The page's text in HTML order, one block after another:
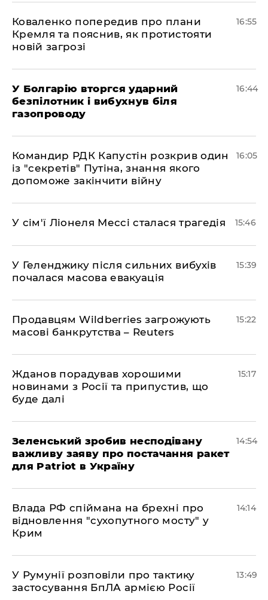
Коваленко попередив про плани
Кремля та пояснив, як протистояти
новій загрозі
16:55
У Болгарію вторгся ударний
безпілотник і вибухнув біля
газопроводу
16:44
Командир РДК Капустін розкрив один
із "секретів" Путіна, знання якого
допоможе закінчити війну
16:05
У сім'ї Ліонеля Мессі сталася трагедія 15:46
У Геленджику після сильних вибухів
почалася масова евакуація
15:39
Продавцям Wildberries загрожують
масові банкрутства – Reuters
15:22
Жданов порадував хорошими
новинами з Росії та припустив, що
буде далі
15:17
Зеленський зробив несподівану
важливу заяву про постачання ракет
для Patriot в Україну
14:54
Влада РФ спіймана на брехні про
відновлення "сухопутного мосту" у
Крим
14:14
У Румунії розповіли про тактику
застосування БпЛА армією Росії
13:49